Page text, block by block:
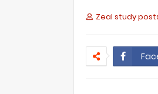
Zeal study